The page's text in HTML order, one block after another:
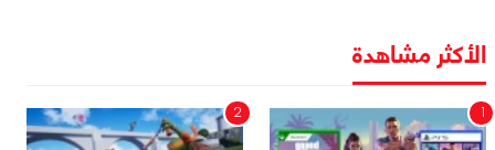
الأكثر مشاهدة
1
2